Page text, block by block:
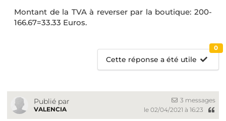
Montant de la TVA à reverser par la boutique: 200-
166.67=33.33 Euros.
Cette réponse a été utile
0
Publié par
VALENCIA
3 messages
le 02/04/2021 à 16:23